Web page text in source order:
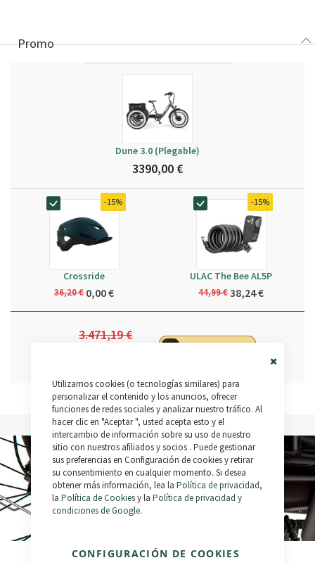
Utilizamos cookies (o tecnologías similares) para
personalizar el contenido y los anuncios, ofrecer
funciones de redes sociales y analizar nuestro tráfico. Al
hacer clic en "Aceptar ", usted acepta esto y el
intercambio de información sobre su uso de nuestro
sitio con nuestros afiliados y socios . Puede gestionar
sus preferencias en Configuración de cookies y retirar
su consentimiento en cualquier momento. Si desea
obtener más información, lea la Política de privacidad,
la Política de Cookiesy la Política de privacidad y
condiciones de Google.
CONFIGURACIÓN DE COOKIES
Promo
Dune 3.0 (Plegable)
3390,00 €
-15%
Crossride
36,20 € 0,00 €
-15%
ULAC The Bee AL5P
44,99 €38,24 €
3.471,19 €
Añadir al carrito